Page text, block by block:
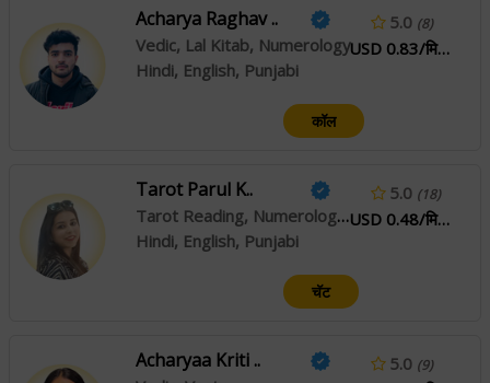
Acharya Raghav ..
Vedic, Lal Kitab, Numerology
Hindi, English, Punjabi
5.0 (8)
USD 0.83/मिनिटे
कॉल
Tarot Parul K..
Tarot Reading, Numerology, Crystal Healing, Angel Reading
Hindi, English, Punjabi
5.0 (18)
USD 0.48/मिनिटे
चॅट
Acharyaa Kriti .. 5.0 (9)